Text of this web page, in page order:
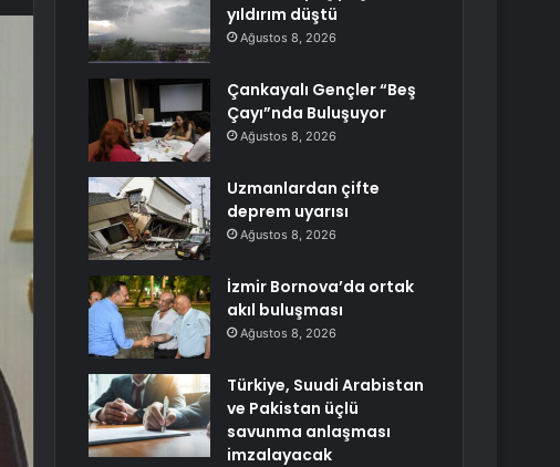
yıldırım düştü
Ağustos 8, 2026
Çankayalı Gençler “Beş
Çayı”nda Buluşuyor
Ağustos 8, 2026
Uzmanlardan çifte
deprem uyarısı
Ağustos 8, 2026
İzmir Bornova’da ortak
akıl buluşması
Ağustos 8, 2026
Türkiye, Suudi Arabistan
ve Pakistan üçlü
savunma anlaşması
imzalayacak